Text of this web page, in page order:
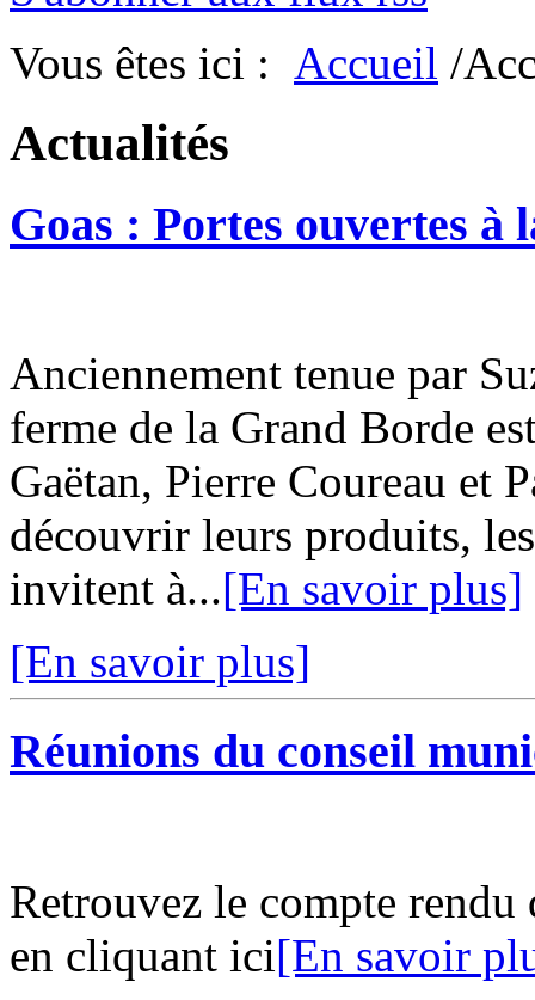
Vous êtes ici : Accueil /
Actualités
Goas : Portes ouvertes
Anciennement tenue par
ferme de la Grand Borde
Gaëtan, Pierre Coureau et
découvrir leurs produits,
invitent à...[En savoir plus]
[En savoir plus]
Réunions du conseil
Retrouvez le compte
en cliquant ici[En savoir